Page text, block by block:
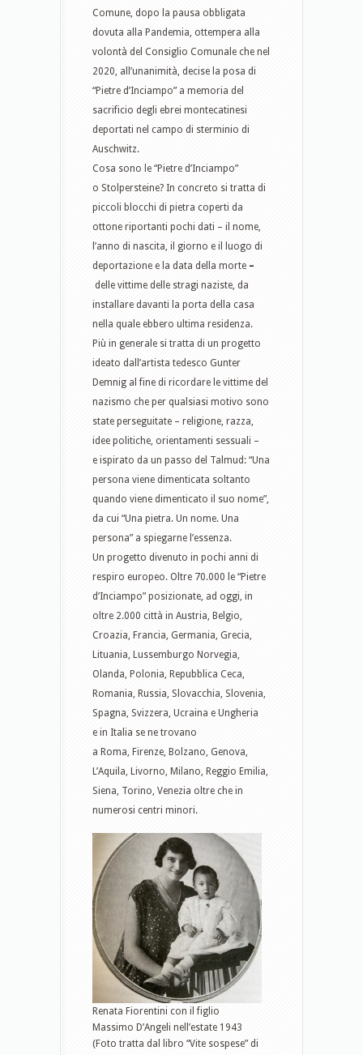
Comune, dopo la pausa obbligata
dovuta alla Pandemia, ottempera alla
volontà del Consiglio Comunale che nel
2020, all’unanimità, decise la posa di
“Pietre d’Inciampo” a memoria del
sacrificio degli ebrei montecatinesi
deportati nel campo di sterminio di
Auschwitz.
Cosa sono le “Pietre d’Inciampo”
o Stolpersteine? In concreto si tratta di
piccoli blocchi di pietra coperti da
ottone riportanti pochi dati – il nome,
l’anno di nascita, il giorno e il luogo di
deportazione e la data della morte –
delle vittime delle stragi naziste, da
installare davanti la porta della casa
nella quale ebbero ultima residenza.
Più in generale si tratta di un progetto
ideato dall’artista tedesco Gunter
Demnig al fine di ricordare le vittime del
nazismo che per qualsiasi motivo sono
state perseguitate – religione, razza,
idee politiche, orientamenti sessuali –
e ispirato da un passo del Talmud: “Una
persona viene dimenticata soltanto
quando viene dimenticato il suo nome”,
da cui “Una pietra. Un nome. Una
persona” a spiegarne l’essenza.
Un progetto divenuto in pochi anni di
respiro europeo. Oltre 70.000 le “Pietre
d’Inciampo” posizionate, ad oggi, in
oltre 2.000 città in Austria, Belgio,
Croazia, Francia, Germania, Grecia,
Lituania, Lussemburgo Norvegia,
Olanda, Polonia, Repubblica Ceca,
Romania, Russia, Slovacchia, Slovenia,
Spagna, Svizzera, Ucraina e Ungheria
e in Italia se ne trovano
a Roma, Firenze, Bolzano, Genova,
L’Aquila, Livorno, Milano, Reggio Emilia,
Siena, Torino, Venezia oltre che in
numerosi centri minori.
Renata Fiorentini con il figlio
Massimo D’Angeli nell’estate 1943
(Foto tratta dal libro “Vite sospese” di